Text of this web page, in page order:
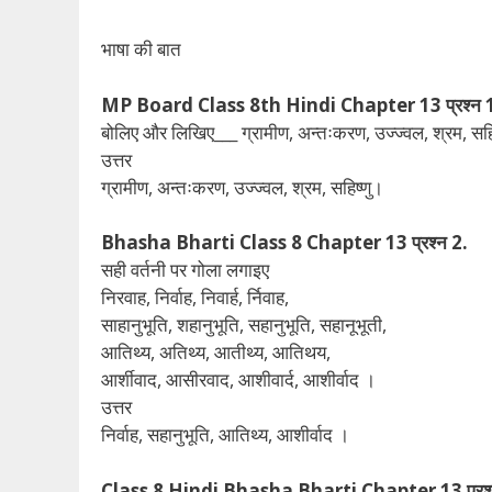
भाषा की बात
MP Board Class 8th Hindi Chapter 13 प्रश्न
बोलिए और लिखिए___ ग्रामीण, अन्तःकरण, उज्ज्वल, श्रम,
उत्तर
ग्रामीण, अन्तःकरण, उज्ज्वल, श्रम, सहिष्णु।
Bhasha Bharti Class 8 Chapter 13 प्रश्न 2.
सही वर्तनी पर गोला लगाइए
निरवाह, निर्वाह, निवार्ह, र्निवाह,
साहानुभूति, शहानुभूति, सहानुभूति, सहानूभूती,
आतिथ्य, अतिथ्य, आतीथ्य, आतिथय,
आर्शीवाद, आसीरवाद, आशीवार्द, आशीर्वाद ।
उत्तर
निर्वाह, सहानुभूति, आतिथ्य, आशीर्वाद ।